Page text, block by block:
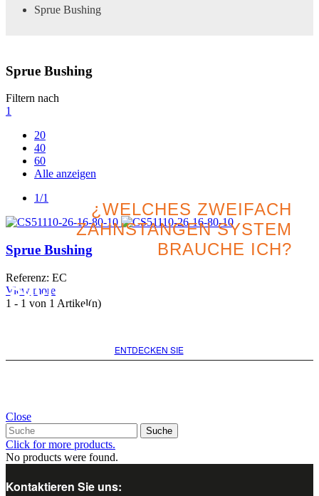
Sprue Bushing
Sprue Bushing
Filtern nach
1
20
40
60
Alle anzeigen
1/1
Sprue Bushing
Referenz: EC
View more
1 - 1 von 1 Artikel(n)
¿WELCHES ZWEIFACH
ZAHNSTANGEN SYSTEM
BRAUCHE ICH?
Suchen Sie nach der besten
Option für Ihr Projekt
ENTDECKEN SIE
Close
Suche
Click for more products.
No products were found.
Kontaktieren Sie uns: